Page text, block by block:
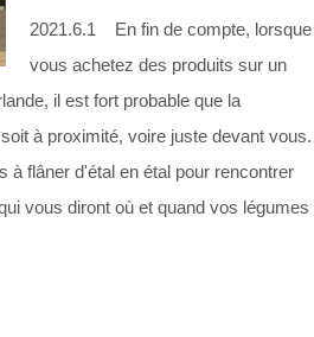
2021.6.1 En fin de compte, lorsque
vous achetez des produits sur un
il est fort probable que la
à proximité, voire juste devant vous.
à flâner d'étal en étal pour rencontrer
vous diront où et quand vos légumes